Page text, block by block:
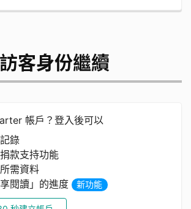
客身份繼續
帳戶？登入後可以
錄
款支持功能
需資料
閱讀」的進度
新功能